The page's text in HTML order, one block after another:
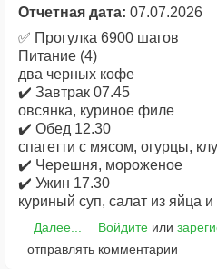
Отчетная дата: 07.07.2026
✅ Прогулка 6900 шагов
Питание (4)
два черных кофе
✔️ Завтрак 07.45
овсянка, куриное филе
✔️ Обед 12.30
спагетти с мясом, огурцы,
✔️ Черешня, мороженое
✔️ Ужин 17.30
куриный суп, салат из яйца и
Далее... Войдитеили
отправлять комментарии